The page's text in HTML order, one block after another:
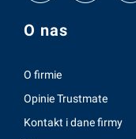
Linki w stopce
O nas
O firmie
Opinie Trustmate
Kontakt i dane firmy